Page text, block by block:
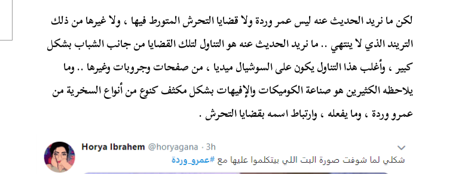
لكن ما نريد الحديث عنه ليس عمر وردة ولا قضايا التحرش المتورط فيها ، ولا غيرها من ذلك
التريند الذي لا ينتهي .. ما نريد الحديث عنه هو التناول لتلك القضايا من جانب الشباب بشكل
كبير ، وأغلب هذا التناول يكون على السوشيال ميديا ، من صفحات وجروبات وغيرها .. وما
يلاحظه الكثيرين هو صناعة الكوميكات والإفيهات بشكل مكثف كنوع من أنواع السخرية من
عمرو وردة ، وما يفعله ، وارتباط اسمه بقضايا التحرش .